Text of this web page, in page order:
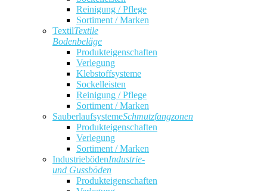
Reinigung / Pflege
Sortiment / Marken
TextilTextile
Bodenbeläge
Produkteigenschaften
Verlegung
Klebstoffsysteme
Sockelleisten
Reinigung / Pflege
Sortiment / Marken
SauberlaufsystemeSchmutzfangzonen
Produkteigenschaften
Verlegung
Sortiment / Marken
IndustriebödenIndustrie-
und Gussböden
Produkteigenschaften